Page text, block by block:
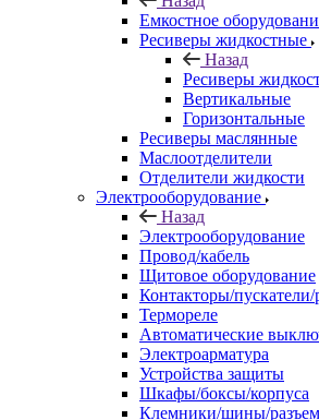
Емкостное
Ресиверы жидкостные
Назад
Ресиверы
Вертикальные
Горизонтальные
Ресиверы маслянные
Маслоотделители
Отделители жидкости
Электрооборудование
Назад
Электрооборудование
Провод/кабель
Щитовое оборудование
Контакторы/пускатели/
Термореле
Автоматические
Электроарматура
Устройства защиты
Шкафы/боксы/корпуса
Клемники/шины/